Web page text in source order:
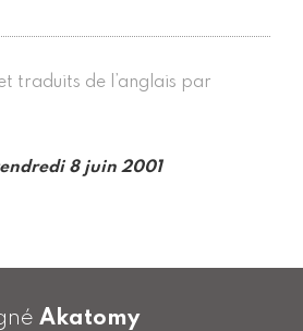
traduits de l’anglais par
8 juin 2001
Akatomy